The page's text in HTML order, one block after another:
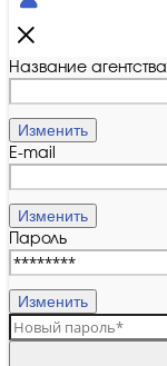
Название агентства
Изменить
E-mail
Изменить
Пароль
Изменить